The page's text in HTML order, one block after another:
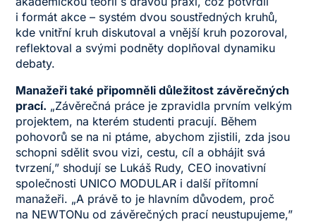
i formát akce – systém dvou soustředných kruhů,
kde vnitřní kruh diskutoval a vnější kruh pozoroval,
reflektoval a svými podněty doplňoval dynamiku
debaty.
Manažeři také připomněli důležitost závěrečných
prací. „Závěrečná práce je zpravidla prvním velkým
projektem, na kterém studenti pracují. Během
pohovorů se na ni ptáme, abychom zjistili, zda jsou
schopni sdělit svou vizi, cestu, cíl a obhájit svá
tvrzení,” shodují se Lukáš Rudy, CEO inovativní
společnosti UNICO MODULAR i další přítomní
manažeři. „A právě to je hlavním důvodem, proč
na NEWTONu od závěrečných prací neustupujeme,”